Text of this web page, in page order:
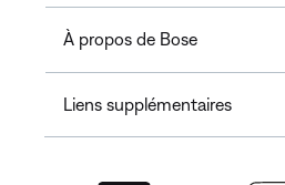
À propos de Bose
Liens supplémentaires